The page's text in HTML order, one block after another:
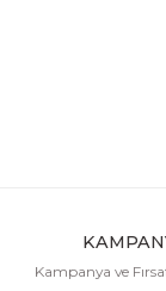
Kampanya ve